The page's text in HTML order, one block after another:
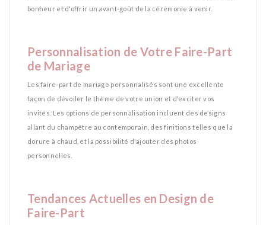
bonheur et d'offrir un avant-goût de la cérémonie à venir.
Personnalisation de Votre Faire-Part
de Mariage
Les faire-part de mariage personnalisés sont une excellente
façon de dévoiler le thème de votre union et d'exciter vos
invités. Les options de personnalisation incluent des designs
allant du champêtre au contemporain, des finitions telles que la
dorure à chaud, et la possibilité d'ajouter des photos
personnelles​.
Tendances Actuelles en Design de
Faire-Part